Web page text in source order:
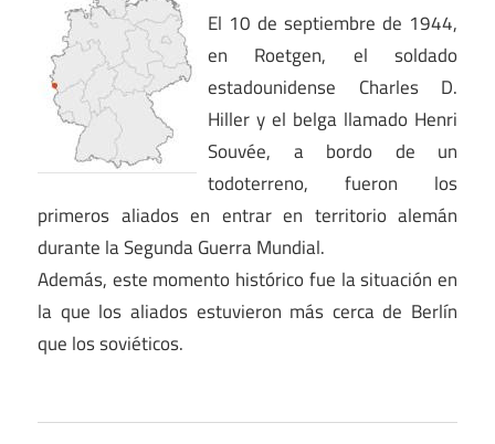
El 10 de septiembre de 1944,
en Roetgen, el soldado
estadounidense Charles D.
Hiller y el belga llamado Henri
Souvée, a bordo de un
todoterreno, fueron los
primeros aliados en entrar en territorio alemán
durante la Segunda Guerra Mundial.
Además, este momento histórico fue la situación en
la que los aliados estuvieron más cerca de Berlín
que los soviéticos.